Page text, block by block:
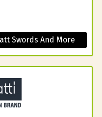
Swords And More